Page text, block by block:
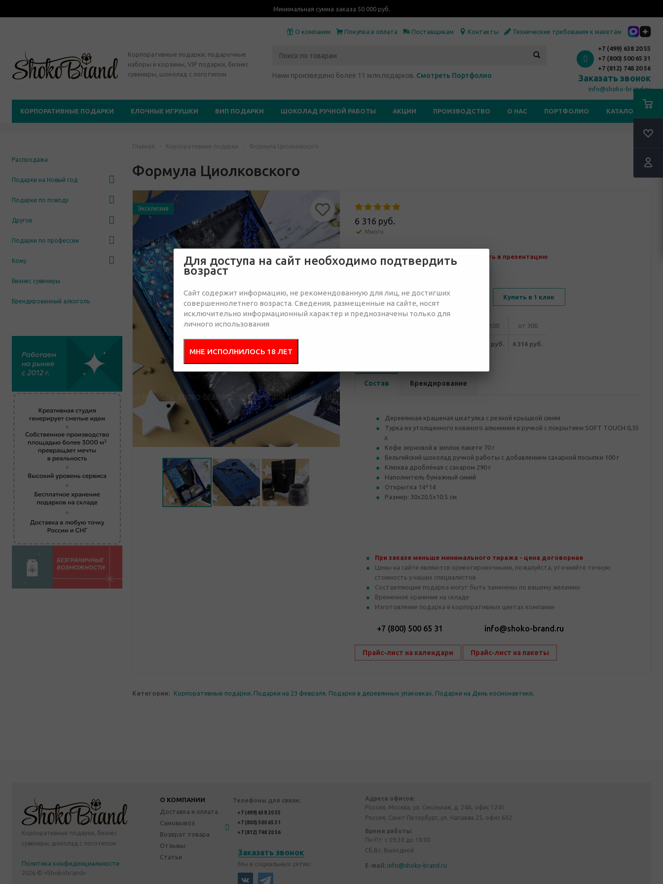
Минимальная сумма заказа 50 000 руб.
О компании Покупка и оплата Поставщикам Контакты Технические требования к макетам
Корпоративные подарки, подарочные
наборы и корзины, VIP подарки, бизнес
сувениры, шоколад с логотипом
Нами произведено более 11 млн.подарков. Смотреть Портфолио
+7 (499) 638 20 55
+7 (800) 500 65 31
+7 (812) 748 20 56
Заказать звонок
info@shoko-brand.ru
КОРПОРАТИВНЫЕ ПОДАРКИ ЕЛОЧНЫЕ ИГРУШКИ ВИП ПОДАРКИ ШОКОЛАД РУЧНОЙ РАБОТЫ АКЦИИ ПРОИЗВОДСТВО О НАС ПОРТФОЛИО КАТАЛОГИ
Распродажа
Подарки на Новый год
Подарки по поводу
Другое
Подарки по профессии
Кому
Бизнес сувениры
Брендированный алкоголь
Главная - Корпоративные подарки - Формула Циолковского
Формула Циолковского
Эксклюзив
6 316 руб.
Много
Отправить запрос Добавить в презентацию
В корзину Купить в 1 клик
от 100 от 300
6 511 руб. 6 316 руб.
Состав Брендирование
Деревянная крашеная шкатулка с резной крышкой синяя
Турка из утолщенного кованого алюминия и ручкой с покрытием SOFT TOUCH 0,35
л
Кофе зерновой в зиплок пакете 70 г
Бельгийский шоколад ручной работы с добавлением сахарной посыпки 100 г
Клюква дроблёная с сахаром 290 г
Наполнитель бумажный синий
Открытка 14*14
Размер: 30х20.5х10.5 см
При заказе меньше минимального тиража - цена договорная
Цены на сайте являются ориентировочными, пожалуйста, уточняйте точную
стоимость у наших специалистов
Составляющие подарка могут быть заменены по вашему желанию
Временное хранение на складе
Изготовление подарка в корпоративных цветах компании
+7 (800) 500 65 31 info@shoko-brand.ru
Прайс-лист на календари Прайс-лист на пакеты
Категории: Корпоративные подарки, Подарки на 23 февраля, Подарки в деревянных упаковках, Подарки на День космонавтики,
Корпоративные подарки, бизнес
сувениры, шоколад с логотипом
Политика конфиденциальности
2026 © «Shokobrand»
О КОМПАНИИ
Доставка и оплата
Самовывоз
Возврат товара
Отзывы
Статьи
Телефоны для связи:
+7 (499) 638 20 55
+7 (800) 500 65 31
+7 (812) 748 20 56
Заказать звонок
Мы в социальных сетях:
Адреса офисов:
Россия, Москва, ул. Смольная, д. 24А, офис 1241
Россия, Санкт-Петербург, ул. Чапаева 25, офис 602
Время работы:
Пн-Пт: с 09:30 до 18:00
Сб,Вс: Выходной
E-mail: info@shoko-brand.ru
Для доступа на сайт необходимо подтвердить
возраст
Сайт содержит информацию, не рекомендованную для лиц, не достигших
совершеннолетнего возраста. Сведения, размещенные на сайте, носят
исключительно информационный характер и преднозначены только для
личного использования
МНЕ ИСПОЛНИЛОСЬ 18 ЛЕТ